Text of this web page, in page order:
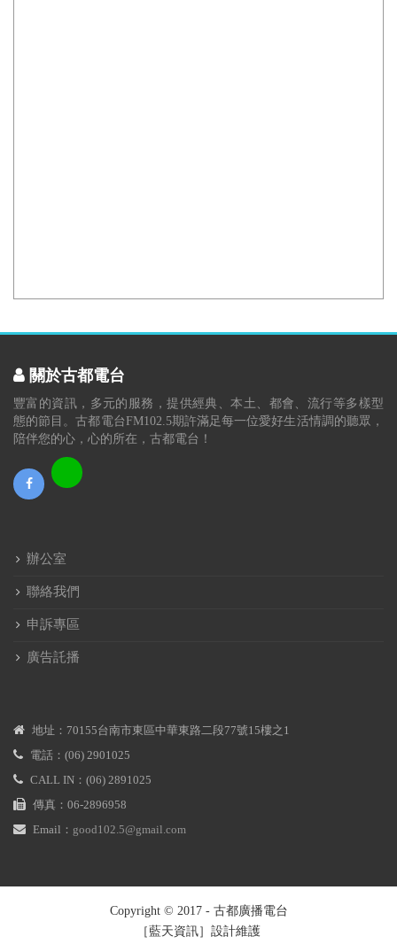
關於古都電台
豐富的資訊，多元的服務，提供經典、本土、都會、流行等多樣型
態的節目。古都電台FM102.5期許滿足每一位愛好生活情調的聽眾，
陪伴您的心，心的所在，古都電台！
辦公室
聯絡我們
申訴專區
廣告託播
地址：70155台南市東區中華東路二段77號15樓之1
電話：(06) 2901025
CALL IN：(06) 2891025
傳真：06-2896958
Email： good102.5@gmail.com
Copyright © 2017 - 古都廣播電台
［藍天資訊］設計維護